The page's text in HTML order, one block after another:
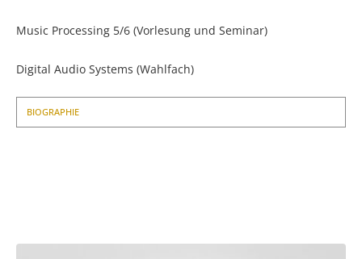
Music Processing 5/6 (Vorlesung und Seminar)
Digital Audio Systems (Wahlfach)
BIOGRAPHIE